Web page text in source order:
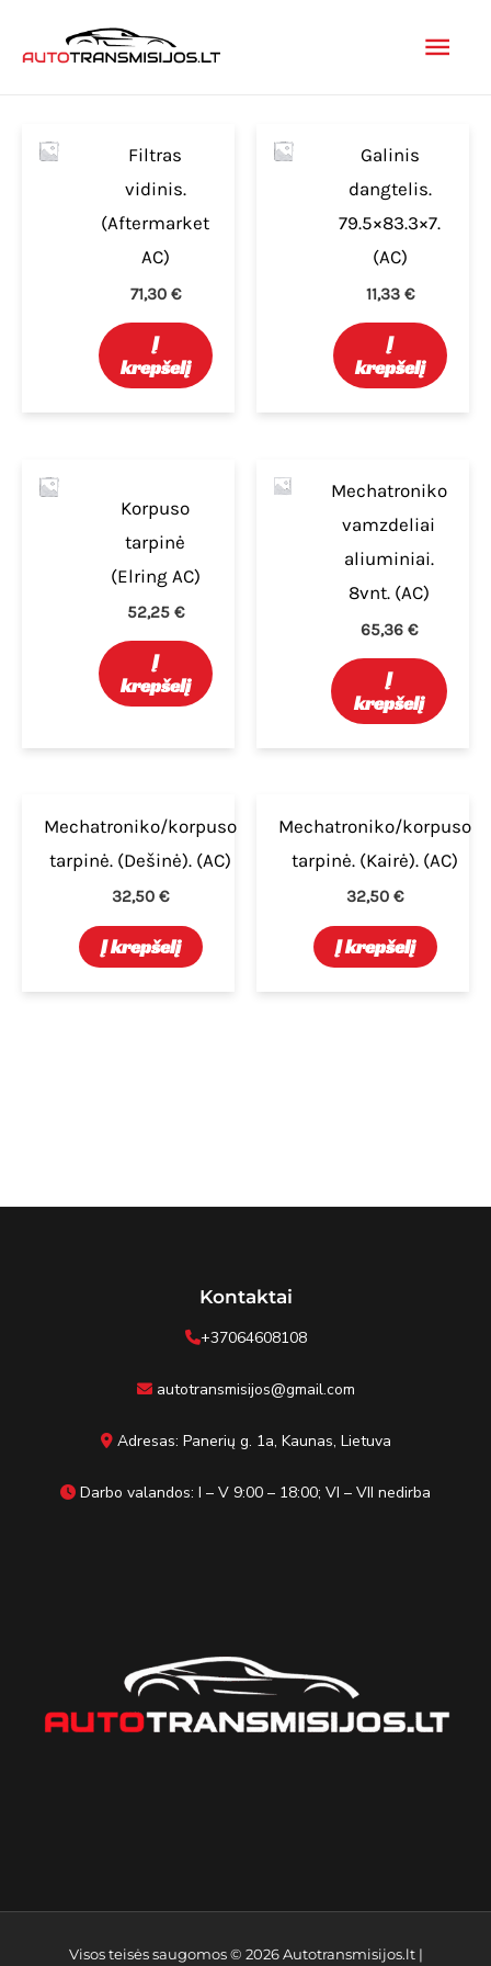
prie
Filtras
vidinis.
(Aftermarket
AC)
71,30 €
Į
krepšelį
Galinis
dangtelis.
79.5×83.3×7.
(AC)
11,33 €
Į
krepšelį
Korpuso
tarpinė
(Elring AC)
52,25 €
Į
krepšelį
Mechatroniko
vamzdeliai
aliuminiai.
8vnt. (AC)
65,36 €
Į
krepšelį
Mechatroniko/korpuso
tarpinė. (Dešinė). (AC)
32,50€
Į krepšelį
Mechatroniko/korpuso
tarpinė. (Kairė). (AC)
32,50€
Į krepšelį
Kontaktai
+37064608108
autotransmisijos@gmail.com
Adresas: Panerių g. 1a, Kaunas, Lietuva
Darbo valandos: I – V 9:00 – 18:00; VI – VII nedirba
Visos teisės saugomos © 2026Autotransmisijos.lt|